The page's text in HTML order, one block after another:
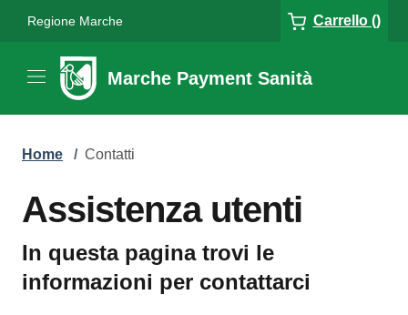
Regione Marche Carrello ()
Marche Payment Sanità
Home / Contatti
Assistenza utenti
In questa pagina trovi le
informazioni per contattarci